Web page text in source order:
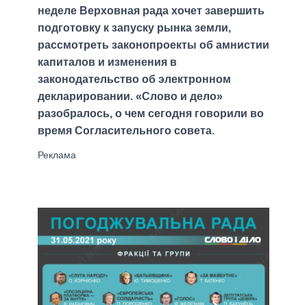
неделе Верховная рада хочет завершить
подготовку к запуску рынка земли,
рассмотреть законопроекты об амнистии
капиталов и изменения в
законодательство об электронном
декларировании. «Слово и дело»
разобралось, о чем сегодня говорили во
время Согласительного совета.